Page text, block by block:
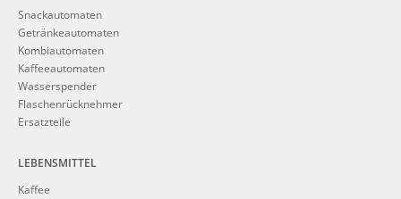
Snackautomaten
Getränkeautomaten
Kombiautomaten
Kaffeeautomaten
Wasserspender
Flaschenrücknehmer
Ersatzteile
LEBENSMITTEL
Kaffee